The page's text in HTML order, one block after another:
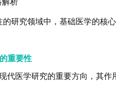
研究领域中，基础医学的核
重要性
代医学研究的重要方向，其作